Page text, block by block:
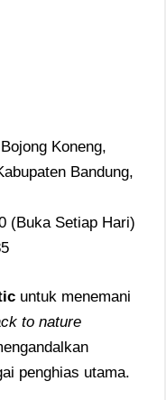
Koneng,
Bandung,
(Buka Setiap Hari)
untuk menemani
to nature
penghias utama.